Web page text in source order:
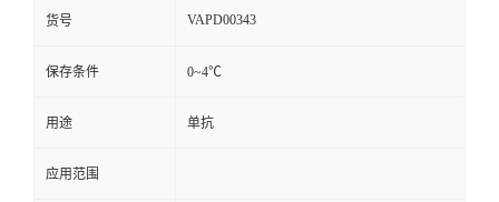
货号 VAPD00343
保存条件 0~4℃
用途 单抗
应用范围